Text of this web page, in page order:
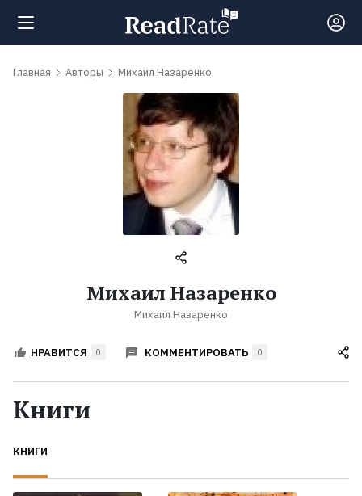
Поиск
обсуждаемые
Авторы
Жанры
Экранизации
Главная Авторы Михаил Назаренко
Михаил Назаренко
Михаил Назаренко
НРАВИТСЯ 0 КОММЕНТИРОВАТЬ 0
Книги
КНИГИ